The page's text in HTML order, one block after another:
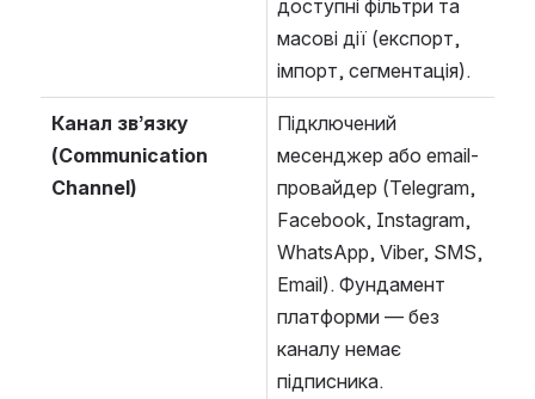
доступні фільтри та
масові дії (експорт,
імпорт, сегментація).
Канал зв’язку
(Communication
Channel)
Підключений
месенджер або email-
провайдер (Telegram,
Facebook, Instagram,
WhatsApp, Viber, SMS,
Email). Фундамент
платформи — без
каналу немає
підписника.